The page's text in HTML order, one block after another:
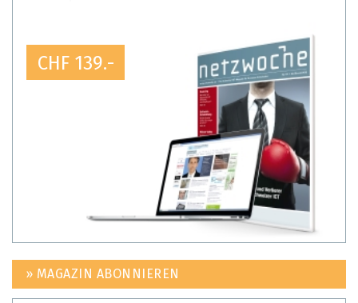
CHF 139.-
» MAGAZIN ABONNIEREN